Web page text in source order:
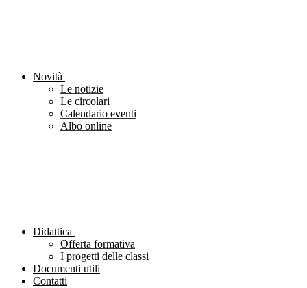
Novità
Le notizie
Le circolari
Calendario eventi
Albo online
Didattica
Offerta formativa
I progetti delle classi
Documenti utili
Contatti